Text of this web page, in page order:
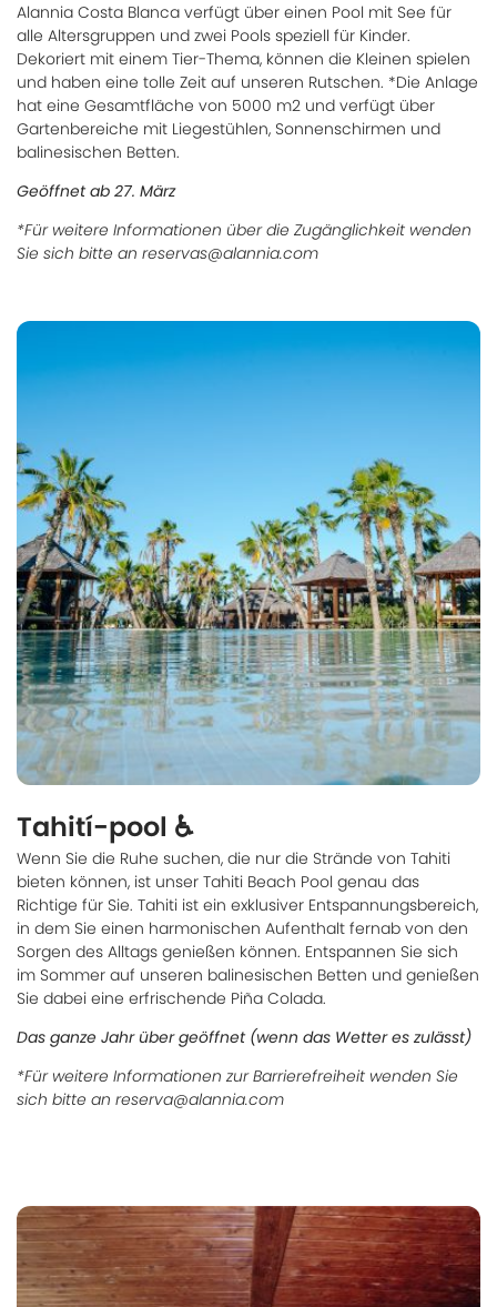
Alannia Costa Blanca verfügt über einen Pool mit See für
alle Altersgruppen und zwei Pools speziell für Kinder.
Dekoriert mit einem Tier-Thema, können die Kleinen spielen
und haben eine tolle Zeit auf unseren Rutschen. *Die Anlage
hat eine Gesamtfläche von 5000 m2 und verfügt über
Gartenbereiche mit Liegestühlen, Sonnenschirmen und
balinesischen Betten.
Geöffnet ab 27. März
*Für weitere Informationen über die Zugänglichkeit wenden
Sie sich bitte an reservas@alannia.com
Tahití-pool ♿
Wenn Sie die Ruhe suchen, die nur die Strände von Tahiti
bieten können, ist unser Tahiti Beach Pool genau das
Richtige für Sie. Tahiti ist ein exklusiver Entspannungsbereich,
in dem Sie einen harmonischen Aufenthalt fernab von den
Sorgen des Alltags genießen können. Entspannen Sie sich
im Sommer auf unseren balinesischen Betten und genießen
Sie dabei eine erfrischende Piña Colada.
Das ganze Jahr über geöffnet (wenn das Wetter es zulässt)
*Für weitere Informationen zur Barrierefreiheit wenden Sie
sich bitte an reserva@alannia.com